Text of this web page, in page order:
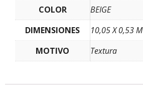
COLOR
BEIGE
DIMENSIONES
10,05 X 0,53 M
MOTIVO
Textura